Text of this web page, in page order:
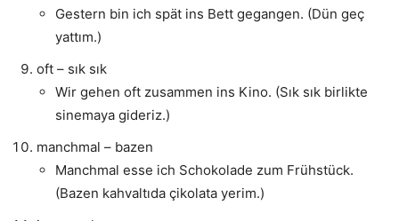
Gestern bin ich spät ins Bett gegangen. (Dün geç
yattım.)
oft – sık sık
Wir gehen oft zusammen ins Kino. (Sık sık birlikte
sinemaya gideriz.)
manchmal – bazen
Manchmal esse ich Schokolade zum Frühstück.
(Bazen kahvaltıda çikolata yerim.)